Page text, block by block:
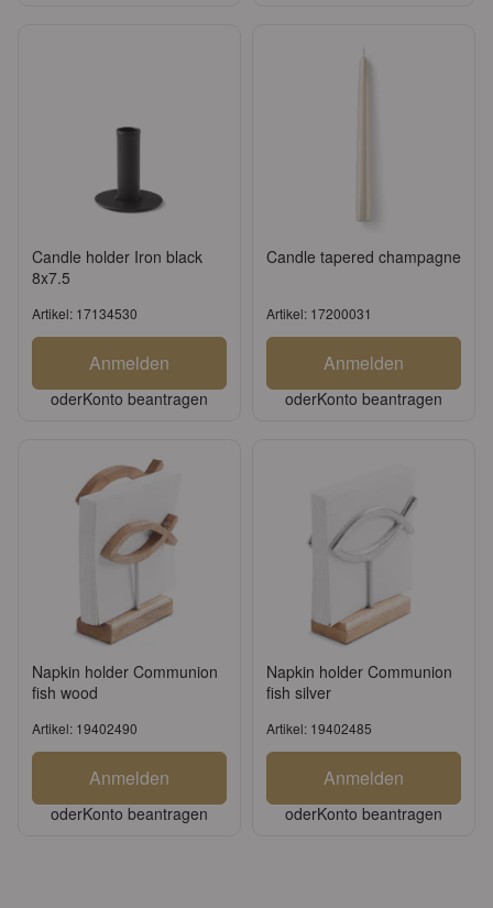
Candle holder Iron black
8x7.5
Artikel: 17134530
Anmelden
oderKonto beantragen
Candle tapered champagne
Artikel: 17200031
Anmelden
oderKonto beantragen
Napkin holder Communion
fish wood
Artikel: 19402490
Anmelden
oderKonto beantragen
Napkin holder Communion
fish silver
Artikel: 19402485
Anmelden
oderKonto beantragen